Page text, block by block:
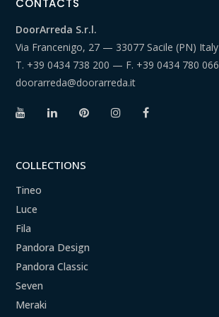
CONTACTS
DoorArreda S.r.l.
Via Francenigo, 27 — 33077 Sacile (PN) Italy
T. +39 0434 738 200 — F. +39 0434 780 066
doorarreda@doorarreda.it
COLLECTIONS
Tineo
Luce
Fila
Pandora Design
Pandora Classic
Seven
Meraki